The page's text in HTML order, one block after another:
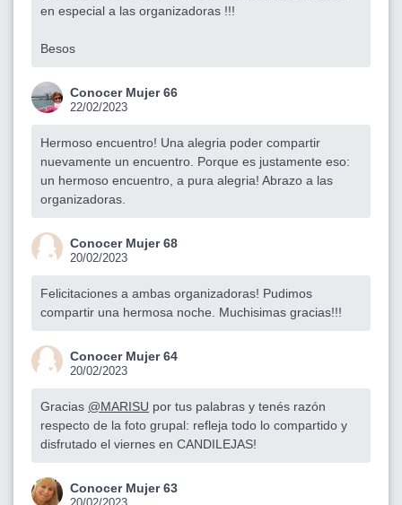
en especial a las organizadoras !!!
Besos
Conocer Mujer 66
22/02/2023
Hermoso encuentro! Una alegria poder compartir
nuevamente un encuentro. Porque es justamente eso:
un hermoso encuentro, a pura alegria! Abrazo a las
organizadoras.
Conocer Mujer 68
20/02/2023
Felicitaciones a ambas organizadoras! Pudimos
compartir una hermosa noche. Muchisimas gracias!!!
Conocer Mujer 64
20/02/2023
Gracias @MARISU por tus palabras y tenés razón
respecto de la foto grupal: refleja todo lo compartido y
disfrutado el viernes en CANDILEJAS!
Conocer Mujer 63